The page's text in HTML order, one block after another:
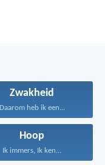
Zwakheid
Daarom heb ik een...
Hoop
Ik immers, Ik ken...